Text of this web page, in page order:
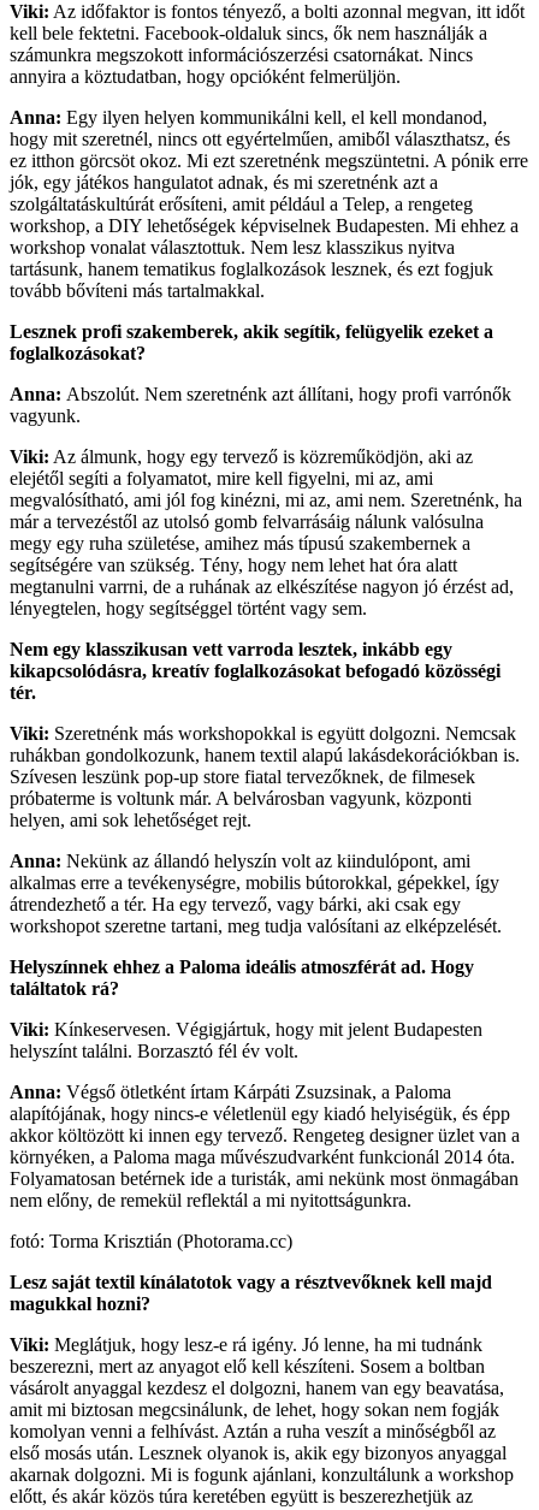
Viki: Az időfaktor is fontos tényező, a bolti azonnal megvan, itt időt
kell bele fektetni. Facebook-oldaluk sincs, ők nem használják a
számunkra megszokott információszerzési csatornákat. Nincs
annyira a köztudatban, hogy opcióként felmerüljön.
Anna: Egy ilyen helyen kommunikálni kell, el kell mondanod,
hogy mit szeretnél, nincs ott egyértelműen, amiből választhatsz, és
ez itthon görcsöt okoz. Mi ezt szeretnénk megszüntetni. A pónik erre
jók, egy játékos hangulatot adnak, és mi szeretnénk azt a
szolgáltatáskultúrát erősíteni, amit például a Telep, a rengeteg
workshop, a DIY lehetőségek képviselnek Budapesten. Mi ehhez a
workshop vonalat választottuk. Nem lesz klasszikus nyitva
tartásunk, hanem tematikus foglalkozások lesznek, és ezt fogjuk
tovább bővíteni más tartalmakkal.
Lesznek profi szakemberek, akik segítik, felügyelik ezeket a
foglalkozásokat?
Anna: Abszolút. Nem szeretnénk azt állítani, hogy profi varrónők
vagyunk.
Viki: Az álmunk, hogy egy tervező is közreműködjön, aki az
elejétől segíti a folyamatot, mire kell figyelni, mi az, ami
megvalósítható, ami jól fog kinézni, mi az, ami nem. Szeretnénk, ha
már a tervezéstől az utolsó gomb felvarrásáig nálunk valósulna
megy egy ruha születése, amihez más típusú szakembernek a
segítségére van szükség. Tény, hogy nem lehet hat óra alatt
megtanulni varrni, de a ruhának az elkészítése nagyon jó érzést ad,
lényegtelen, hogy segítséggel történt vagy sem.
Nem egy klasszikusan vett varroda lesztek, inkább egy
kikapcsolódásra, kreatív foglalkozásokat befogadó közösségi
tér.
Viki: Szeretnénk más workshopokkal is együtt dolgozni. Nemcsak
ruhákban gondolkozunk, hanem textil alapú lakásdekorációkban is.
Szívesen leszünk pop-up store fiatal tervezőknek, de filmesek
próbaterme is voltunk már. A belvárosban vagyunk, központi
helyen, ami sok lehetőséget rejt.
Anna: Nekünk az állandó helyszín volt az kiindulópont, ami
alkalmas erre a tevékenységre, mobilis bútorokkal, gépekkel, így
átrendezhető a tér. Ha egy tervező, vagy bárki, aki csak egy
workshopot szeretne tartani, meg tudja valósítani az elképzelését.
Helyszínnek ehhez a Paloma ideális atmoszférát ad. Hogy
találtatok rá?
Viki: Kínkeservesen. Végigjártuk, hogy mit jelent Budapesten
helyszínt találni. Borzasztó fél év volt.
Anna: Végső ötletként írtam Kárpáti Zsuzsinak, a Paloma
alapítójának, hogy nincs-e véletlenül egy kiadó helyiségük, és épp
akkor költözött ki innen egy tervező. Rengeteg designer üzlet van a
környéken, a Paloma maga művészudvarként funkcionál 2014 óta.
Folyamatosan betérnek ide a turisták, ami nekünk most önmagában
nem előny, de remekül reflektál a mi nyitottságunkra.
fotó: Torma Krisztián (Photorama.cc)
Lesz saját textil kínálatotok vagy a résztvevőknek kell majd
magukkal hozni?
Viki: Meglátjuk, hogy lesz-e rá igény. Jó lenne, ha mi tudnánk
beszerezni, mert az anyagot elő kell készíteni. Sosem a boltban
vásárolt anyaggal kezdesz el dolgozni, hanem van egy beavatása,
amit mi biztosan megcsinálunk, de lehet, hogy sokan nem fogják
komolyan venni a felhívást. Aztán a ruha veszít a minőségből az
első mosás után. Lesznek olyanok is, akik egy bizonyos anyaggal
akarnak dolgozni. Mi is fogunk ajánlani, konzultálunk a workshop
előtt, és akár közös túra keretében együtt is beszerezhetjük az